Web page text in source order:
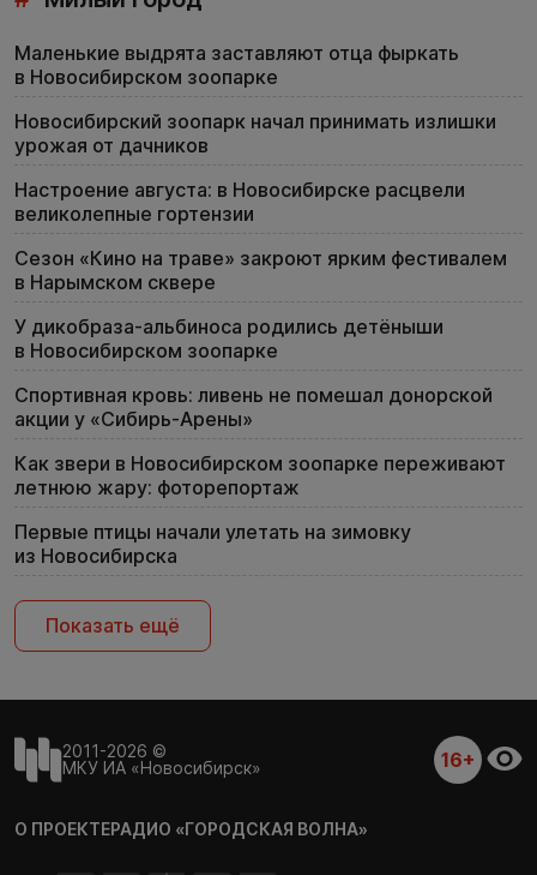
Маленькие выдрята заставляют отца фыркать
в Новосибирском зоопарке
Новосибирский зоопарк начал принимать излишки
урожая от дачников
Настроение августа: в Новосибирске расцвели
великолепные гортензии
Сезон «Кино на траве» закроют ярким фестивалем
в Нарымском сквере
У дикобраза-альбиноса родились детёныши
в Новосибирском зоопарке
Спортивная кровь: ливень не помешал донорской
акции у «Сибирь-Арены»
Как звери в Новосибирском зоопарке переживают
летнюю жару: фоторепортаж
Первые птицы начали улетать на зимовку
из Новосибирска
Показать ещё
2011-2026 ©
МКУ ИА «Новосибирск»
16+
О ПРОЕКТЕРАДИО «ГОРОДСКАЯ ВОЛНА»